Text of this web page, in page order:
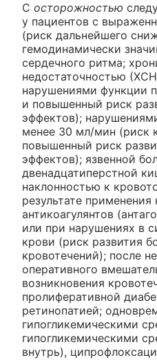
С осторожностью
у пациентов с
(риск дальнейшего
гемодинамически
сердечного ритма;
недостаточностью
нарушениями функции
и повышенный риск
эффектов);
менее 30 мл/мин (риск
повышенный риск
эффектов); язвенной
двенадцатиперстной
наклонностью к
результате
антикоагулянтов
или при нарушениях в
крови (риск развития
кровотечений); после
оперативного
возникновения
пролиферативной
ретинопатией;
гипогликемическими
гипогликемическими
внутрь),